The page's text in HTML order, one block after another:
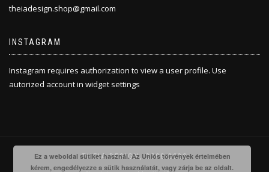
theiadesign.shop@gmail.com
INSTAGRAM
Instagram requires authorization to view a user profile. Use
autorized account in widget settings
THEIA DESIGN, 2008-2020
Ez a weboldal sütiket használ. Az Uniós törvények értelmében
kérem, engedélyezze a sütik használatát, vagy zárja be az oldalt.